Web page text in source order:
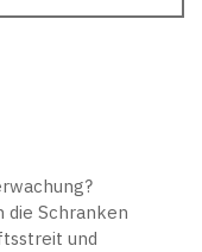
die Schranken
und